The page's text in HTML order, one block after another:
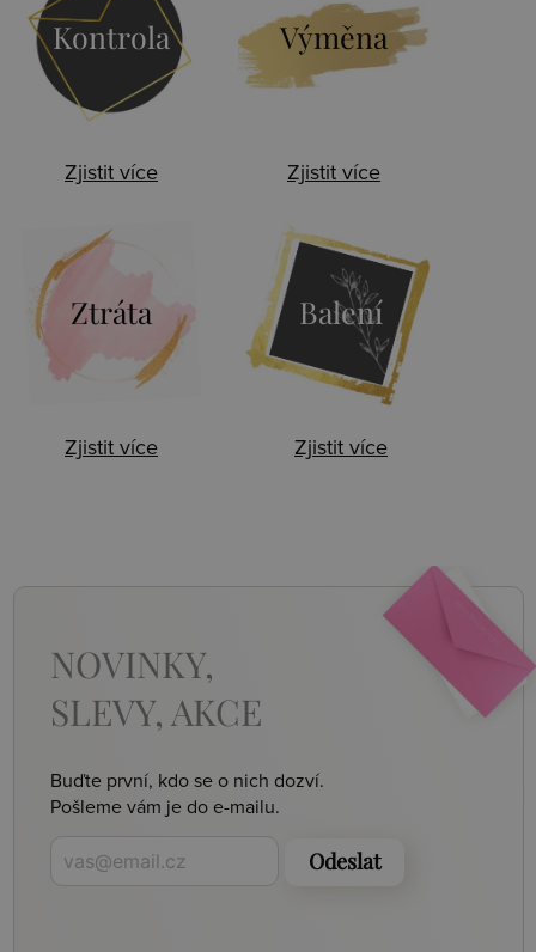
Kontrola
Zjistit více
Výměna
Zjistit více
Ztráta
Zjistit více
Balení
Zjistit více
NOVINKY,
SLEVY, AKCE
Buďte první, kdo se o nich dozví.
Pošleme vám je do e-mailu.
Odeslat